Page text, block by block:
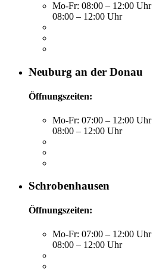
Mo-Fr: 08:00 – 12:00
08:00 – 12:00 Uhr
Neuburg an der Donau
Öffnungszeiten:
Mo-Fr: 07:00 – 12:00
08:00 – 12:00 Uhr
Schrobenhausen
Öffnungszeiten:
Mo-Fr: 07:00 – 12:00
08:00 – 12:00 Uhr